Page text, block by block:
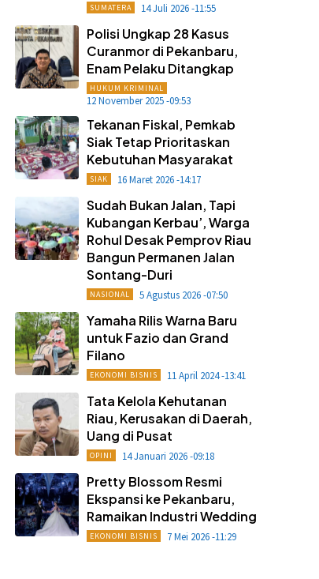
SUMATERA 14 Juli 2026 -11:55
Polisi Ungkap 28 Kasus
Curanmor di Pekanbaru,
Enam Pelaku Ditangkap
HUKUM KRIMINAL
12 November 2025 -09:53
Tekanan Fiskal, Pemkab
Siak Tetap Prioritaskan
Kebutuhan Masyarakat
SIAK 16 Maret 2026 -14:17
Sudah Bukan Jalan, Tapi
Kubangan Kerbau’, Warga
Rohul Desak Pemprov Riau
Bangun Permanen Jalan
Sontang-Duri
NASIONAL 5 Agustus 2026 -07:50
Yamaha Rilis Warna Baru
untuk Fazio dan Grand
Filano
EKONOMI BISNIS 11 April 2024 -13:41
Tata Kelola Kehutanan
Riau, Kerusakan di Daerah,
Uang di Pusat
OPINI 14 Januari 2026 -09:18
Pretty Blossom Resmi
Ekspansi ke Pekanbaru,
Ramaikan Industri Wedding
EKONOMI BISNIS 7 Mei 2026 -11:29